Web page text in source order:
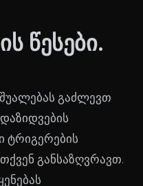
წესები.
გაძლევთ
ტრიგერების
განსაზღვრავთ.